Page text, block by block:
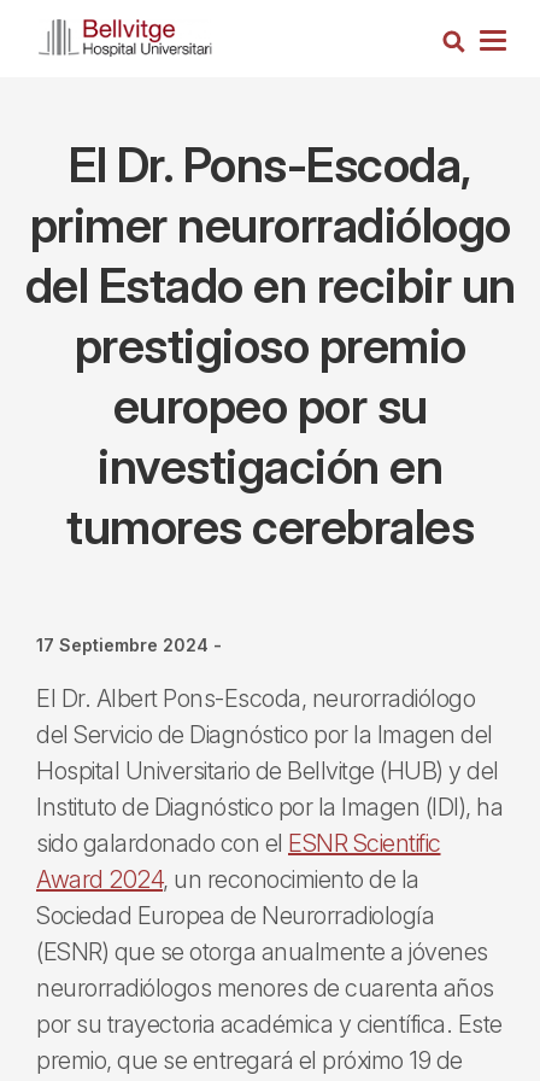
Busca
El Dr. Pons-Escoda,
primer neurorradiólogo
del Estado en recibir un
prestigioso premio
europeo por su
investigación en
tumores cerebrales
17 Septiembre 2024 -
El Dr. Albert Pons-Escoda, neurorradiólogo
del Servicio de Diagnóstico por la Imagen del
Hospital Universitario de Bellvitge (HUB) y del
Instituto de Diagnóstico por la Imagen (IDI), ha
sido galardonado con el ESNR Scientific
Award 2024, un reconocimiento de la
Sociedad Europea de Neurorradiología
(ESNR) que se otorga anualmente a jóvenes
neurorradiólogos menores de cuarenta años
por su trayectoria académica y científica. Este
premio, que se entregará el próximo 19 de